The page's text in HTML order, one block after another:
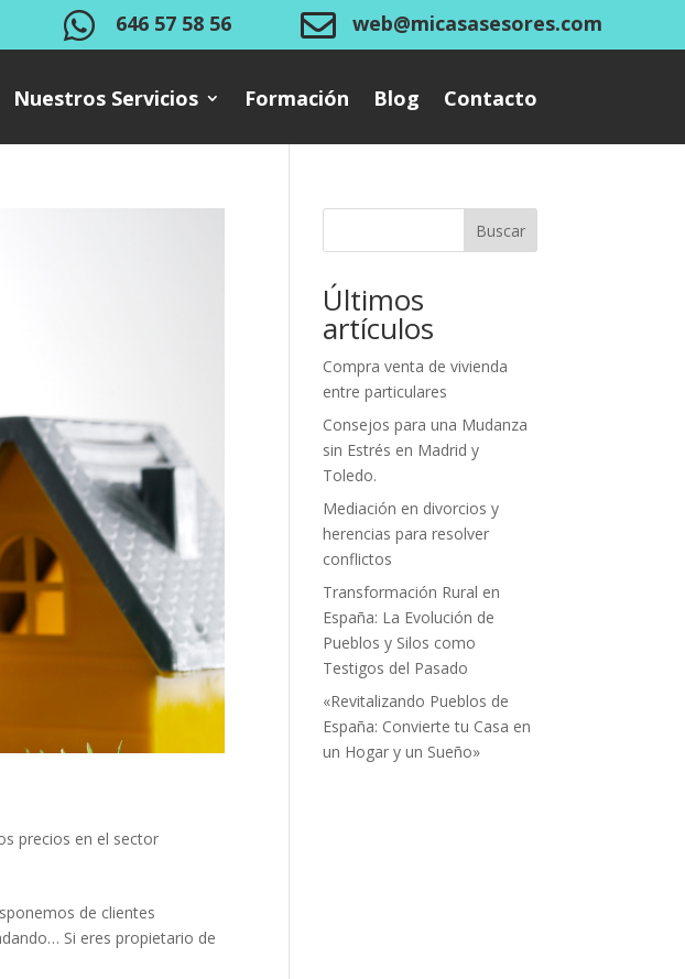
 646 57 58 56  web@micasasesores.com
Nuestros Servicios Formación Blog Contacto
precios en el sector
de clientes
Si eres propietario de
Buscar
Últimos
artículos
Compra venta de vivienda
entre particulares
Consejos para una Mudanza
sin Estrés en Madrid y
Toledo.
Mediación en divorcios y
herencias para resolver
conflictos
Transformación Rural en
España: La Evolución de
Pueblos y Silos como
Testigos del Pasado
«Revitalizando Pueblos de
España: Convierte tu Casa en
un Hogar y un Sueño»